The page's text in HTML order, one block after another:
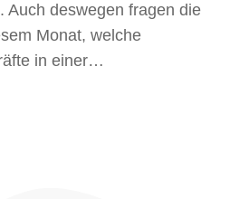
Auch deswegen fragen die
Monat, welche
in einer…